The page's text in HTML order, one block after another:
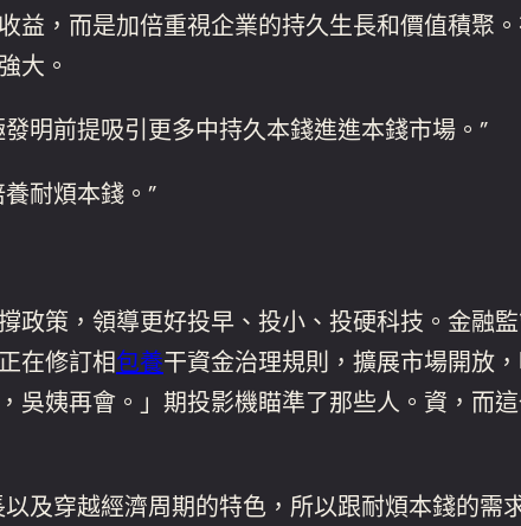
，而是加倍重視企業的持久生長和價值積聚。
強大。
明前提吸引更多中持久本錢進進本錢市場。”
耐煩本錢。”
策，領導更好投早、投小、投硬科技。金融
在修訂相包養干資金治理規則，擴展市場開放
姨再會。」期投影機瞄準了那些人。資，而
穿越經濟周期的特色，所以跟耐煩本錢的需